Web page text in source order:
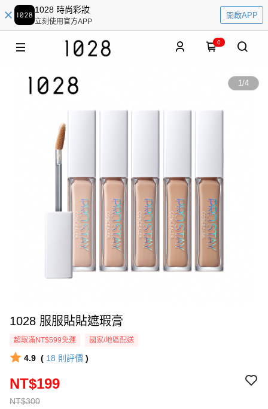
1028 時尚彩妝
立刻使用官方APP
開啟APP
0
1/4
1028 服服貼貼遮瑕膏
超取滿NT$599免運 國家/地區配送
4.9 ( 18 則評價 )
NT$300
NT$199